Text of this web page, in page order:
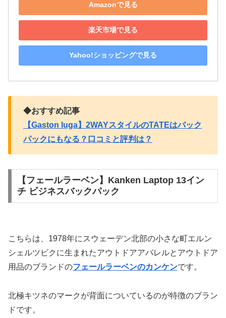
Amazonで見る
楽天市場で見る
Yahoo!ショッピングで見る
◆おすすめ記事
【Gaston luga】2WAYスタイルのTATEはバック
パックにもなる？口コミと評判は？
【フェールラーベン】Kanken Laptop 13イン
チ ビジネスバックパック
こちらは、1978年にスウェーデン北部の小さな町エルン
シェルツビクに生まれたアウトドアアパレルとアウトドア
用品のブランドのフェールラーベンのカンケンです。
北極キツネのマークが背面についているのが特徴のブラン
ドです。